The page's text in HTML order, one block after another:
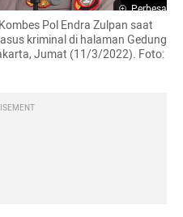
Perbesar
Pol Endra Zulpan saat
kriminal di halaman Gedung
Jumat (11/3/2022). Foto: